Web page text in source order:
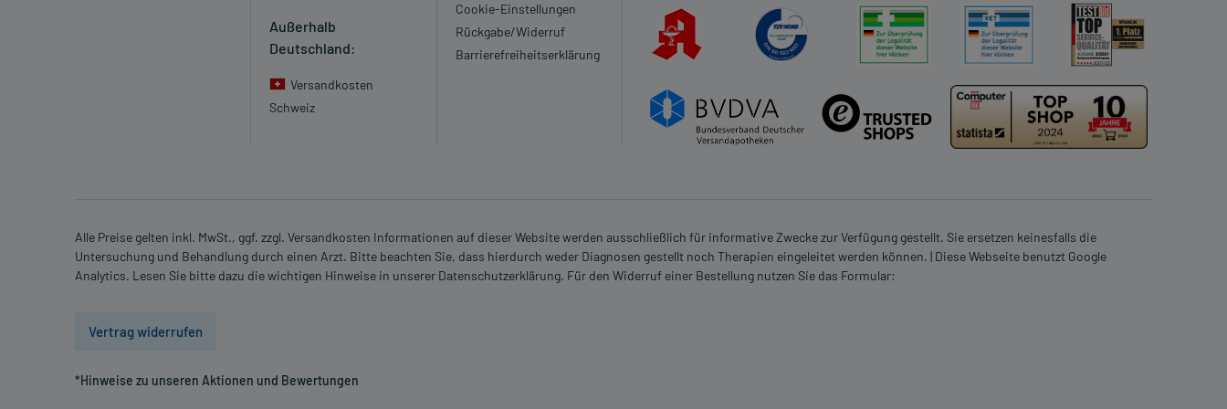
- Infektiöse Luftröhrenentzündung
- Herpes (HSV-Infektion)
- Herpes im Mund
- Gürtelrose (Herpes zoster-Infektion)
- Grippe
- Bluthochdruck
Außerhalb
Deutschland:
Versandkosten
Schweiz
Cookie-Einstellungen
Rückgabe/Widerruf
Barrierefreiheitserklärung
Alle Preise gelten inkl. MwSt., ggf. zzgl. Versandkosten Informationen auf dieser Website werden ausschließlich für informative Zwecke zur Verfügung gestellt. Sie ersetzen keinesfalls die
Untersuchung und Behandlung durch einen Arzt. Bitte beachten Sie, dass hierdurch weder Diagnosen gestellt noch Therapien eingeleitet werden können. | Diese Webseite benutzt Google
Analytics. Lesen Sie bitte dazu die wichtigen Hinweise in unserer Datenschutzerklärung. Für den Widerruf einer Bestellung nutzen Sie das Formular:
Vertrag widerrufen
*Hinweise zu unseren Aktionen und Bewertungen